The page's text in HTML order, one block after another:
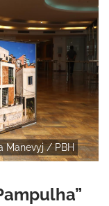
Manevyj / PBH